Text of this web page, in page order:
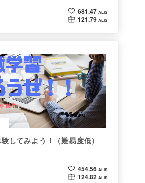
681.47 ALIS
121.79 ALIS
してみよう！（難易度低）
454.56 ALIS
124.82 ALIS